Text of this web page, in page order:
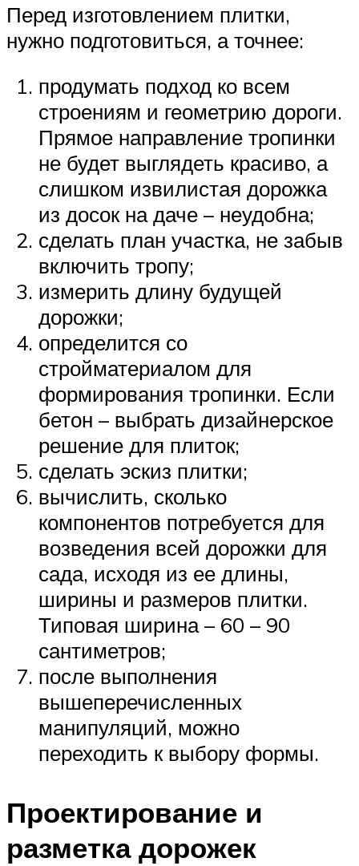
Перед изготовлением плитки,
нужно подготовиться, а точнее:
продумать подход ко всем
строениям и геометрию дороги.
Прямое направление тропинки
не будет выглядеть красиво, а
слишком извилистая дорожка
из досок на даче – неудобна;
сделать план участка, не забыв
включить тропу;
измерить длину будущей
дорожки;
определится со
стройматериалом для
формирования тропинки. Если
бетон – выбрать дизайнерское
решение для плиток;
сделать эскиз плитки;
вычислить, сколько
компонентов потребуется для
возведения всей дорожки для
сада, исходя из ее длины,
ширины и размеров плитки.
Типовая ширина – 60 – 90
сантиметров;
после выполнения
вышеперечисленных
манипуляций, можно
переходить к выбору формы.
Проектирование и
разметка дорожек